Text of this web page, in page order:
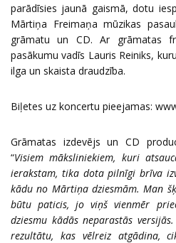
parādīsies jaunā gaismā, dotu
Mārtiņa Freimaņa mūzikas
grāmatu un CD. Ar grāmatas
pasākumu vadīs Lauris Reiniks,
ilga un skaista draudzība.
Biļetes uz koncertu pieejamas:
Grāmatas izdevējs un CD
“Visiem māksliniekiem, kuri
ierakstam, tika dota pilnīgi brīva
kādu no Mārtiņa dziesmām. Man
būtu paticis, jo viņš vienmēr
dziesmu kādās neparastās
rezultātu, kas vēlreiz atgādina,